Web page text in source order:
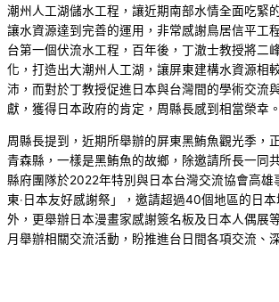
潮州人工湖儲水工程，讓近期南部水情全面吃緊
讓水資源達到完善的運用，非常感謝鳥居信平工
台第一個伏流水工程，百年後，丁澈士教授將二
化，打造出大潮州人工湖，讓屏東建構水資源相
沛，而對於丁教授促進日本與台灣間的學術交流
獻，獲得日本政府的肯定，周縣長感到相當榮幸。
周縣長提到，近期所舉辦的屏東黑鮪魚觀光季，
青森縣，一樣是黑鮪魚的故鄉，除邀請所長一同
縣府團隊於2022年特別與日本台灣交流協會高雄
東‧日本友好感謝祭」，邀請超過40個地區的日
外，更舉辦日本漫畫家感謝簽名板及日本人偶展
月舉辦相關交流活動，盼推進台日間各項交流、